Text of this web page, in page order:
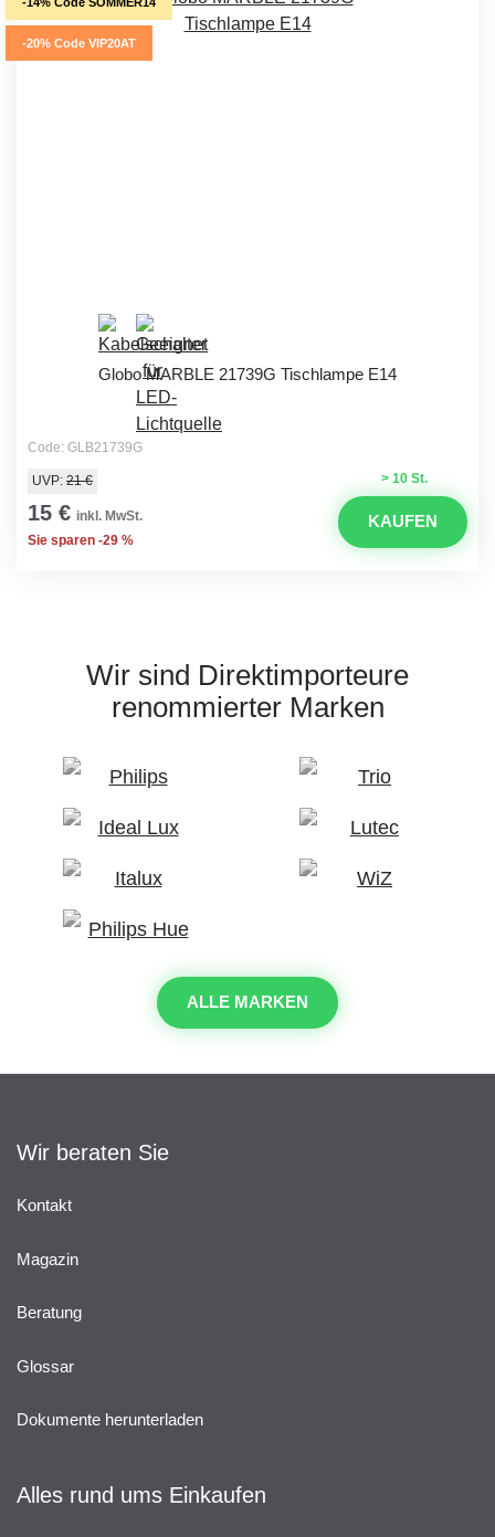
-20% Code VIP20AT
Globo MARBLE 21739G Tischlampe E14
Code: GLB21739G
> 10 St.
UVP: 21 €
15 € inkl. MwSt.
Sie sparen -29 %
KAUFEN
Wir sind Direktimporteure
renommierter Marken
ALLE MARKEN
Wir beraten Sie
Kontakt
Magazin
Beratung
Glossar
Dokumente herunterladen
Alles rund ums Einkaufen